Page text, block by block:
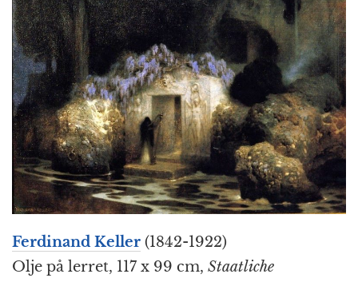
Ferdinand Keller (1842-1922)
Olje på lerret, 117 x 99 cm, Staatliche